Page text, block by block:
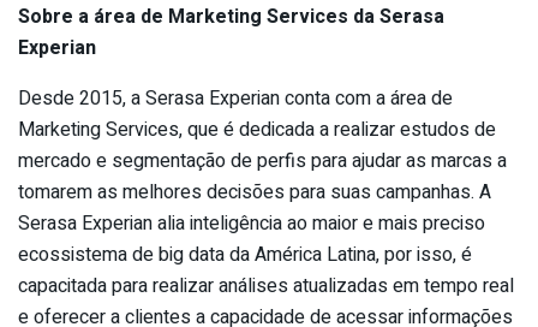
Sobre a área de Marketing Services da Serasa
Experian
Desde 2015, a Serasa Experian conta com a área de
Marketing Services, que é dedicada a realizar estudos de
mercado e segmentação de perfis para ajudar as marcas a
tomarem as melhores decisões para suas campanhas. A
Serasa Experian alia inteligência ao maior e mais preciso
ecossistema de big data da América Latina, por isso, é
capacitada para realizar análises atualizadas em tempo real
e oferecer a clientes a capacidade de acessar informações